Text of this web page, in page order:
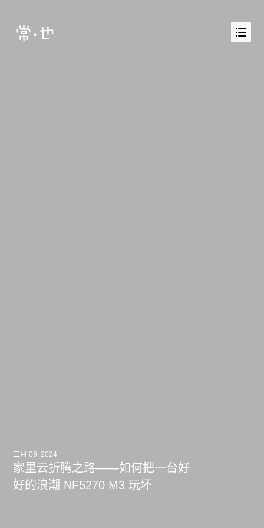
二月 09, 2024
家里云折腾之路——如何把一台好
好的浪潮 NF5270 M3 玩坏